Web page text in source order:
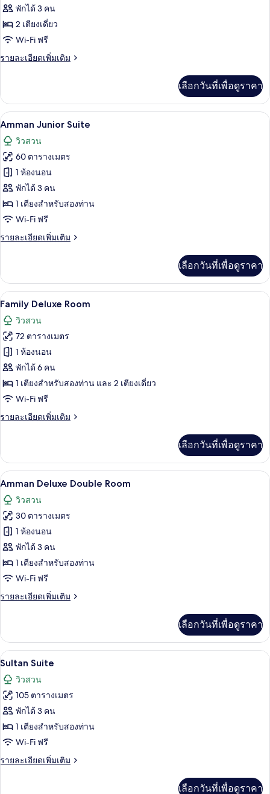
Amman
Deluxe
Twin
พักได้ 3 คน
2 เตียงเดี่ยว
Wi-Fi ฟรี
รายละเอียดเพิ่มเติม
ราย
เกี่ยว
กับ
Amman
Deluxe
Twin
Room
เลือกวันที่เพื่อดูราคา
เปิด
ภาพถ่าย
ทั้งหมด
ของ
Amman
Junior
Suite
Amman Junior Suite | ตู้นิรภัยในห้อ
19
Amman Junior Suite
วิวสวน
60 ตารางเมตร
1 ห้องนอน
พักได้ 3 คน
1 เตียงสำหรับสองท่าน
Wi-Fi ฟรี
รายละเอียดเพิ่มเติม
ราย
เกี่ยว
กับ
Amman
Junior
Suite
เลือกวันที่เพื่อดูราคา
เปิด
ภาพถ่าย
ทั้งหมด
ของ
Family
Deluxe
Room
Family Deluxe Room | ตู้นิรภัยในห้อ
14
Family Deluxe Room
วิวสวน
72 ตารางเมตร
1 ห้องนอน
พักได้ 6 คน
1 เตียงสำหรับสองท่าน และ 2 เตียงเดี่ยว
Wi-Fi ฟรี
รายละเอียดเพิ่มเติม
ราย
เกี่ยว
กับ
Family
Deluxe
Room
เลือกวันที่เพื่อดูราคา
เปิด
ภาพถ่าย
ทั้งหมด
ของ
Amman
Deluxe
Double
Amman Deluxe Double Room | ตู้นิ
10
Amman Deluxe Double Room
วิวสวน
30 ตารางเมตร
1 ห้องนอน
พักได้ 3 คน
1 เตียงสำหรับสองท่าน
Wi-Fi ฟรี
รายละเอียดเพิ่มเติม
ราย
เกี่ยว
กับ
Amman
Deluxe
Double
Room
เลือกวันที่เพื่อดูราคา
เปิด
ภาพถ่าย
ทั้งหมด
ของ
Sultan
Suite
Sultan Suite | ตู้นิรภัยในห้องพั
22
Sultan Suite
วิวสวน
105 ตารางเมตร
พักได้ 3 คน
1 เตียงสำหรับสองท่าน
Wi-Fi ฟรี
รายละเอียดเพิ่มเติม
ราย
เลือกวันที่เพื่อดูราคา